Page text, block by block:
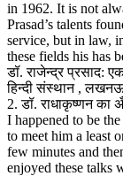
in 1962. It is not
Prasad’s talents
service, but in law,
these fields his has
डॉ. राजेन्द्र प्रसाद:
हिन्दी संस्थान ,
2. डॉ. राधाकृष्णन का
I happened to be
to meet him a least
few minutes and
enjoyed these talks